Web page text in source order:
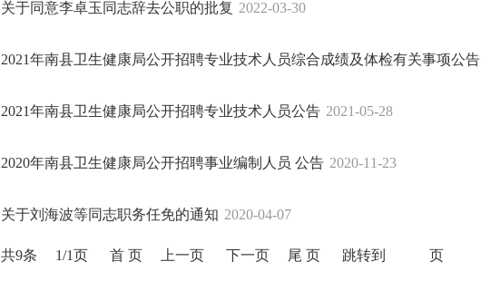
关于同意李卓玉同志辞去公职的批复 2022-03-30
2021年南县卫生健康局公开招聘专业技术人员综合成绩及体检有关事项公告
2021年南县卫生健康局公开招聘专业技术人员公告 2021-05-28
2020年南县卫生健康局公开招聘事业编制人员 公告 2020-11-23
关于刘海波等同志职务任免的通知 2020-04-07
共9条 1/1页 首 页 上一页 下一页 尾 页 跳转到 页